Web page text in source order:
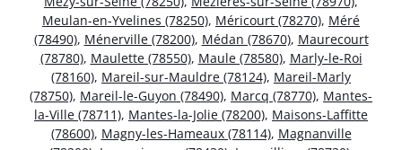
Meulan-en-Yvelines (78250), Méricourt (78270), Méré
(78490), Ménerville (78200), Médan (78670), Maurecourt
(78780), Maulette (78550), Maule (78580), Marly-le-Roi
(78160), Mareil-sur-Mauldre (78124), Mareil-Marly
(78750), Mareil-le-Guyon (78490), Marcq (78770), Mantes-
la-Ville (78711), Mantes-la-Jolie (78200), Maisons-Laffitte
(78600), Magny-les-Hameaux (78114), Magnanville